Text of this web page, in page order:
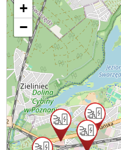
+
−